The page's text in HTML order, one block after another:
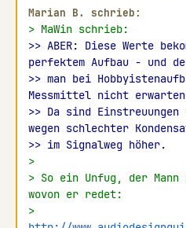
Marian B. schrieb:
> MaWin schrieb:
>> ABER: Diese Werte
perfektem Aufbau - und
>> man bei
Messmittel nicht
>> Da sind
wegen schlechter
>> im Signalweg höher.
>
> So ein Unfug, der
wovon er redet: